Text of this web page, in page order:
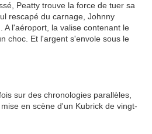
Peatty trouve la force de tuer sa
rescapé du carnage, Johnny
A l'aéroport, la valise contenant le
choc. Et l'argent s'envole sous le
sur des chronologies parallèles,
en scène d'un Kubrick de vingt-